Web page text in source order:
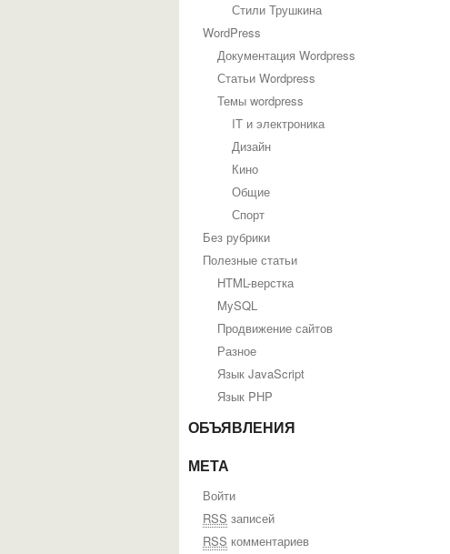
Стили Трушкина
WordPress
Документация Wordpress
Статьи Wordpress
Темы wordpress
IT и электроника
Дизайн
Кино
Общие
Спорт
Без рубрики
Полезные статьи
HTML-верстка
MySQL
Продвижение сайтов
Разное
Язык JavaScript
Язык PHP
ОБЪЯВЛЕНИЯ
МЕТА
Войти
RSS записей
RSS комментариев